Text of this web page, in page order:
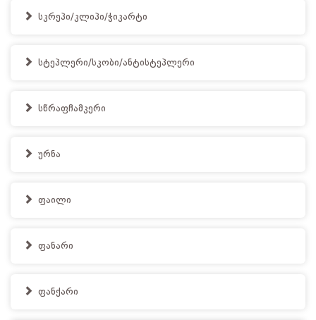
სკრეპი/კლიპი/ჭიკარტი
სტეპლერი/სკობი/ანტისტეპლერი
სწრაფჩამკერი
ურნა
ფაილი
ფანარი
ფანქარი